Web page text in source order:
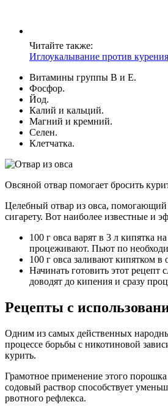
Читайте также:
Иглоукалывание против курения
Витамины группы В и Е.
Фосфор.
Йод.
Калий и кальций.
Магний и кремний.
Селен.
Клетчатка.
Овсяной отвар помогает бросить
Целебный отвар из овса, помогающий
сигарету. Вот наиболее известные и
100 г овса варят в 3 л кипятка
процеживают. Пьют по
100 г овса заливают кипятком
Начинать готовить этот
доводят до кипения и сразу
Рецепты с
Одним из самых действенных
процессе борьбы с никотиновой
курить.
Грамотное применение этого
содовый раствор способствует
рвотного рефлекса.